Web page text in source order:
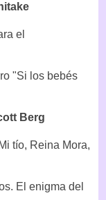
el
"Si los bebés
Berg
tío, Reina Mora,
El enigma del